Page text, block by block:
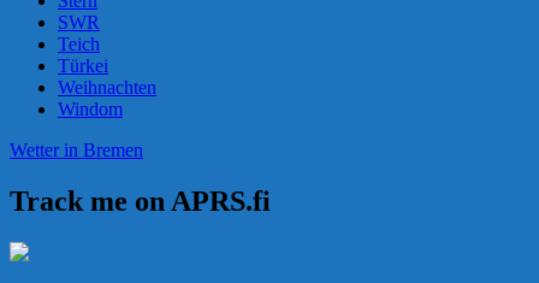
SWR
Teich
Türkei
Weihnachten
Windom
Wetter in Bremen
Track me on APRS.fi